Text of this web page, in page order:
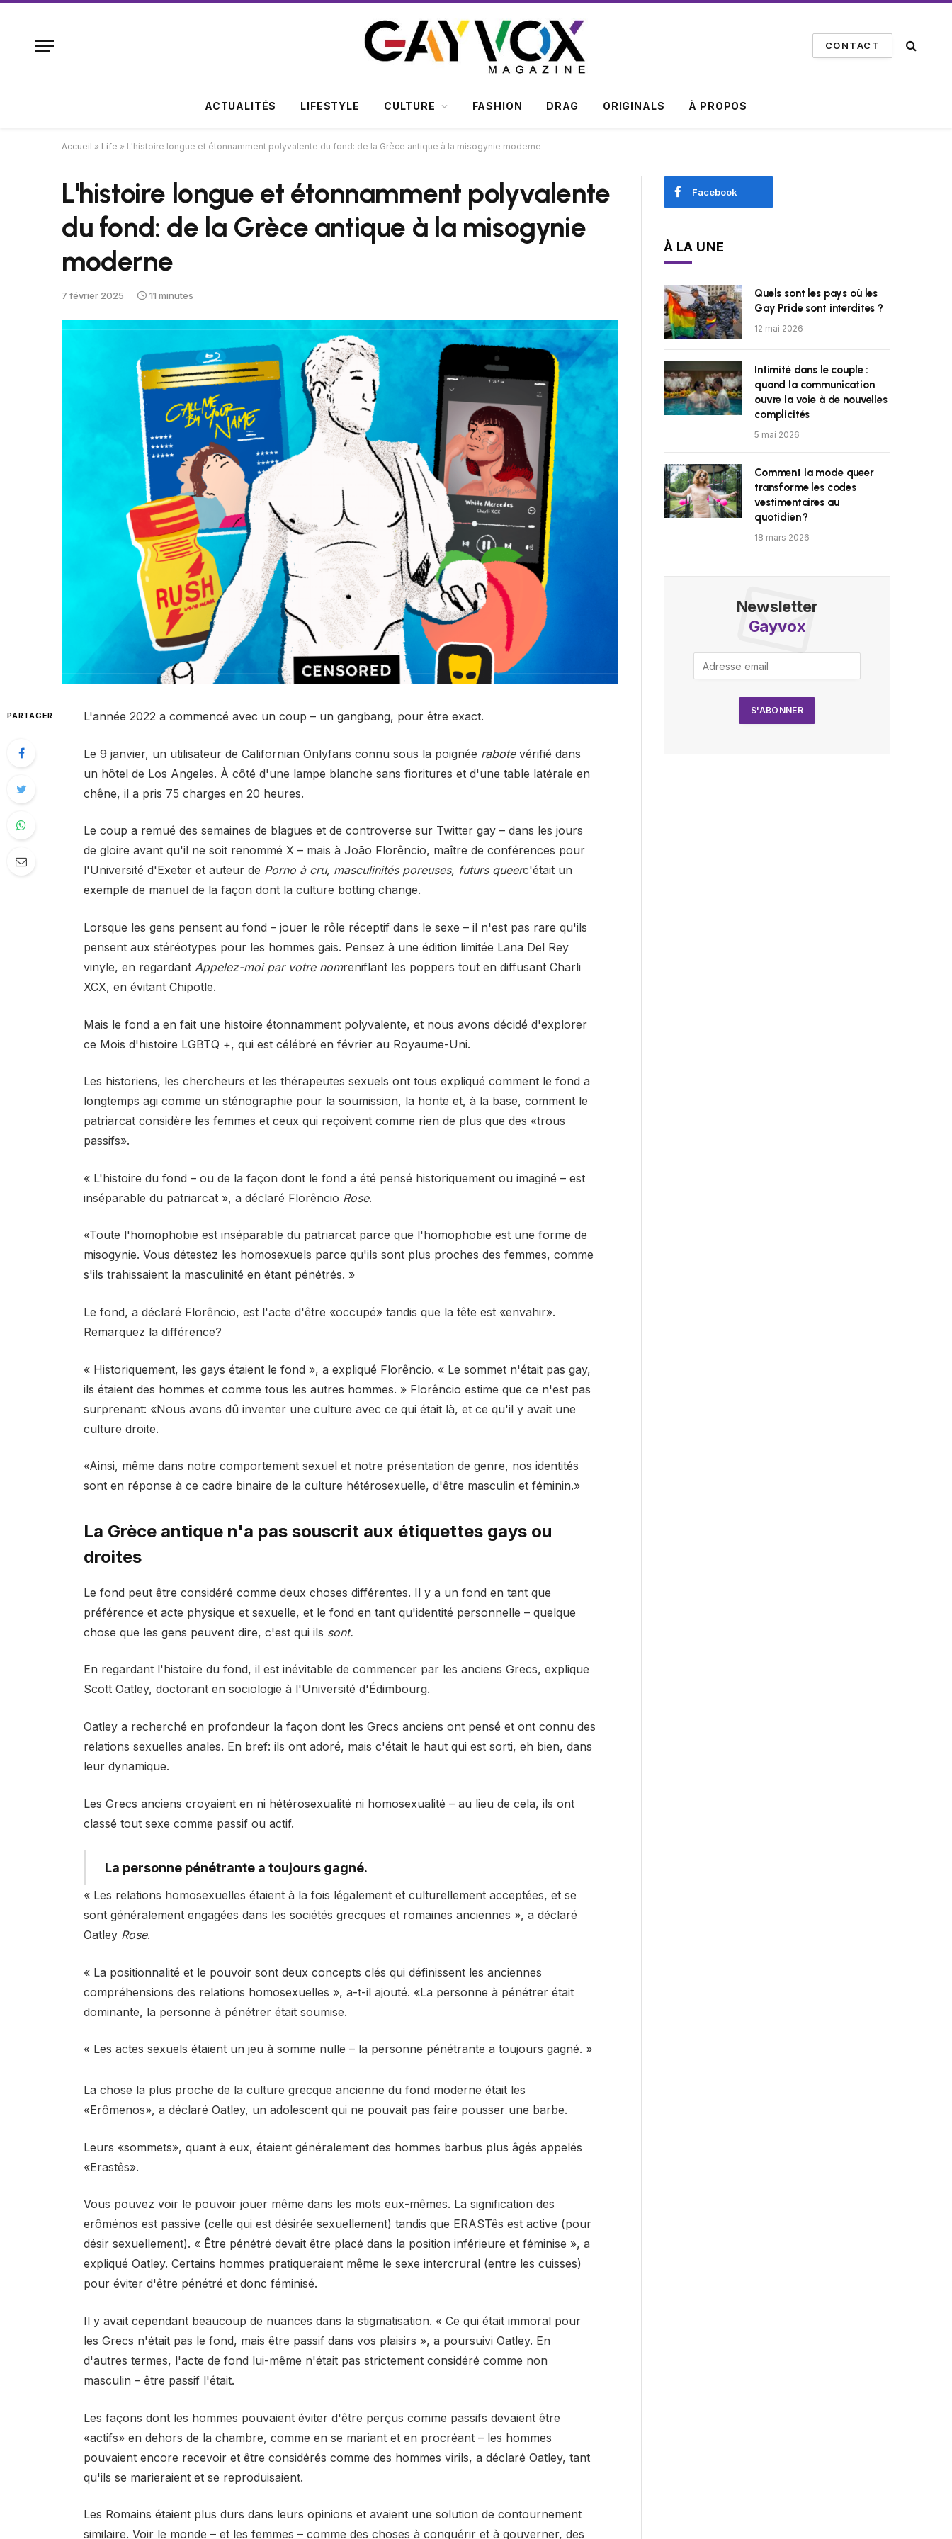
CONTACT
ACTUALITÉS LIFESTYLE CULTURE FASHION DRAG ORIGINALS À PROPOS
Accueil » Life » L'histoire longue et étonnamment polyvalente du fond: de la Grèce antique à la misogynie moderne
L'histoire longue et étonnamment polyvalente
du fond: de la Grèce antique à la misogynie
moderne
7 février 2025 11 minutes
PARTAGER L'année 2022 a commencé avec un coup – un gangbang, pour être exact.
Le 9 janvier, un utilisateur de Californian Onlyfans connu sous la poignée rabotevérifié dans
un hôtel de Los Angeles. À côté d'une lampe blanche sans fioritures et d'une table latérale en
chêne, il a pris 75 charges en 20 heures.
Le coup a remué des semaines de blagues et de controverse sur Twitter gay – dans les jours
de gloire avant qu'il ne soit renommé X – mais à João Florêncio, maître de conférences pour
l'Université d'Exeter et auteur de Porno à cru, masculinités poreuses, futurs queerc'était un
exemple de manuel de la façon dont la culture botting change.
Lorsque les gens pensent au fond – jouer le rôle réceptif dans le sexe – il n'est pas rare qu'ils
pensent aux stéréotypes pour les hommes gais. Pensez à une édition limitée Lana Del Rey
vinyle, en regardant Appelez-moi par votre nomreniflant les poppers tout en diffusant Charli
XCX, en évitant Chipotle.
Mais le fond a en fait une histoire étonnamment polyvalente, et nous avons décidé d'explorer
ce Mois d'histoire LGBTQ +, qui est célébré en février au Royaume-Uni.
Les historiens, les chercheurs et les thérapeutes sexuels ont tous expliqué comment le fond a
longtemps agi comme un sténographie pour la soumission, la honte et, à la base, comment le
patriarcat considère les femmes et ceux qui reçoivent comme rien de plus que des «trous
passifs».
« L'histoire du fond – ou de la façon dont le fond a été pensé historiquement ou imaginé – est
inséparable du patriarcat », a déclaré Florêncio Rose.
«Toute l'homophobie est inséparable du patriarcat parce que l'homophobie est une forme de
misogynie. Vous détestez les homosexuels parce qu'ils sont plus proches des femmes, comme
s'ils trahissaient la masculinité en étant pénétrés. »
Le fond, a déclaré Florêncio, est l'acte d'être «occupé» tandis que la tête est «envahir».
Remarquez la différence?
« Historiquement, les gays étaient le fond », a expliqué Florêncio. « Le sommet n'était pas gay,
ils étaient des hommes et comme tous les autres hommes. » Florêncio estime que ce n'est pas
surprenant: «Nous avons dû inventer une culture avec ce qui était là, et ce qu'il y avait une
culture droite.
«Ainsi, même dans notre comportement sexuel et notre présentation de genre, nos identités
sont en réponse à ce cadre binaire de la culture hétérosexuelle, d'être masculin et féminin.»
La Grèce antique n'a pas souscrit aux étiquettes gays ou
droites
Le fond peut être considéré comme deux choses différentes. Il y a un fond en tant que
préférence et acte physique et sexuelle, et le fond en tant qu'identité personnelle – quelque
chose que les gens peuvent dire, c'est qui ils sont.
En regardant l'histoire du fond, il est inévitable de commencer par les anciens Grecs, explique
Scott Oatley, doctorant en sociologie à l'Université d'Édimbourg.
Oatley a recherché en profondeur la façon dont les Grecs anciens ont pensé et ont connu des
relations sexuelles anales. En bref: ils ont adoré, mais c'était le haut qui est sorti, eh bien, dans
leur dynamique.
Les Grecs anciens croyaient en ni hétérosexualité ni homosexualité – au lieu de cela, ils ont
classé tout sexe comme passif ou actif.
La personne pénétrante a toujours gagné.
« Les relations homosexuelles étaient à la fois légalement et culturellement acceptées, et se
sont généralement engagées dans les sociétés grecques et romaines anciennes », a déclaré
Oatley Rose.
« La positionnalité et le pouvoir sont deux concepts clés qui définissent les anciennes
compréhensions des relations homosexuelles », a-t-il ajouté. «La personne à pénétrer était
dominante, la personne à pénétrer était soumise.
« Les actes sexuels étaient un jeu à somme nulle – la personne pénétrante a toujours gagné. »
La chose la plus proche de la culture grecque ancienne du fond moderne était les
«Erômenos», a déclaré Oatley, un adolescent qui ne pouvait pas faire pousser une barbe.
Leurs «sommets», quant à eux, étaient généralement des hommes barbus plus âgés appelés
«Erastês».
Vous pouvez voir le pouvoir jouer même dans les mots eux-mêmes. La signification des
erôménos est passive (celle qui est désirée sexuellement) tandis que ERASTês est active (pour
désir sexuellement). « Être pénétré devait être placé dans la position inférieure et féminise », a
expliqué Oatley. Certains hommes pratiqueraient même le sexe intercrural (entre les cuisses)
pour éviter d'être pénétré et donc féminisé.
Il y avait cependant beaucoup de nuances dans la stigmatisation. « Ce qui était immoral pour
les Grecs n'était pas le fond, mais être passif dans vos plaisirs », a poursuivi Oatley. En
d'autres termes, l'acte de fond lui-même n'était pas strictement considéré comme non
masculin – être passif l'était.
Les façons dont les hommes pouvaient éviter d'être perçus comme passifs devaient être
«actifs» en dehors de la chambre, comme en se mariant et en procréant – les hommes
pouvaient encore recevoir et être considérés comme des hommes virils, a déclaré Oatley, tant
qu'ils se marieraient et se reproduisaient.
Les Romains étaient plus durs dans leurs opinions et avaient une solution de contournement
similaire. Voir le monde – et les femmes – comme des choses à conquérir et à gouverner, des
Facebook
À LA UNE
Quels sont les pays où les
Gay Pride sont interdites ?
12 mai 2026
Intimité dans le couple :
quand la communication
ouvre la voie à de nouvelles
complicités
5 mai 2026
Comment la mode queer
transforme les codes
vestimentaires au
quotidien ?
18 mars 2026
Newsletter
Gayvox